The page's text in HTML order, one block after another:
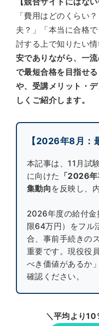
「費用はどのくらい
夫？」「本当に合格
討する上で知りたい
安でありながら、一
で最短合格を目指せ
や、受講メリット・
しくご紹介します。
【2026年8月：
本記事は、11月試
に向けた 「2026
集動向 を反映し、
2026年度の給付金
限64万円）をフル
合、事前手続きの
重要です。現役役
べき価値があるか
確認ください。
＼平均より10